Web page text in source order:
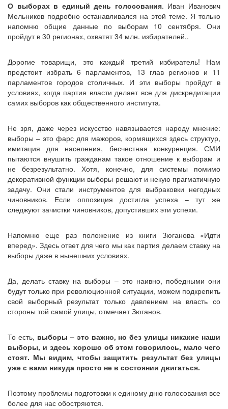
О выборах в единый день голосования. Иван Иванович
Мельников подробно останавливался на этой теме. Я только
напомню общие данные по выборам 10 сентября. Они
пройдут в 30 регионах, охватят 34 млн. избирателей,.
Дорогие товарищи, это каждый третий избиратель! Нам
предстоит избрать 6 парламентов, 13 глав регионов и 11
парламентов городов столичных. И эти выборы пройдут в
условиях, когда партия власти делает все для дискредитации
самих выборов как общественного института.
Не зря, даже через искусство навязывается народу мнение:
выборы – это фарс для мажоров, кормящихся здесь структур,
имитация для населения, бесчестная конкуренция. СМИ
пытаются внушить гражданам такое отношение к выборам и
не безрезультатно. Хотя, конечно, для системы помимо
декоративной функции выборы решают и некую прагматичную
задачу. Они стали инструментов для выбраковки негодных
чиновников. Если оппозиция достигла успеха – тут же
следжуют зачистки чиновников, допустивших эти успехи.
Напомню еще раз положение из книги Зюганова «Идти
вперед». Здесь ответ для чего мы как партия делаем ставку на
выборы даже в нынешних условиях.
Да, делать ставку на выборы – это наивно, победными они
будут только при революционной ситуации, можем подкрепить
свой выборный результат только давлением на власть со
стороны той самой улицы, отмечает Зюганов.
То есть, выборы – это важно, но без улицы никакие наши
выборы, и здесь хорошо об этом говорилось, мало чего
стоят. Мы видим, чтобы защитить результат без улицы
уже с вами никуда просто не в состоянии двигаться.
Поэтому проблемы подготовки к единому дню голосования все
более для нас обостряются.